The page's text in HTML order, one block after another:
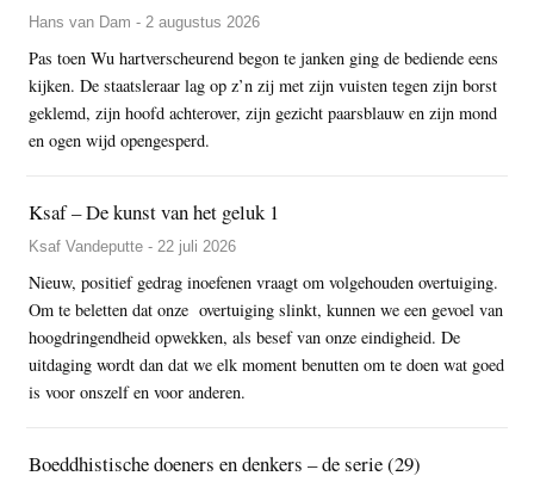
Hans van Dam - 2 augustus 2026
Pas toen Wu hartverscheurend begon te janken ging de bediende eens
kijken. De staatsleraar lag op z’n zij met zijn vuisten tegen zijn borst
geklemd, zijn hoofd achterover, zijn gezicht paarsblauw en zijn mond
en ogen wijd opengesperd.
Ksaf – De kunst van het geluk 1
Ksaf Vandeputte - 22 juli 2026
Nieuw, positief gedrag inoefenen vraagt om volgehouden overtuiging.
Om te beletten dat onze overtuiging slinkt, kunnen we een gevoel van
hoogdringendheid opwekken, als besef van onze eindigheid. De
uitdaging wordt dan dat we elk moment benutten om te doen wat goed
is voor onszelf en voor anderen.
Boeddhistische doeners en denkers – de serie (29)